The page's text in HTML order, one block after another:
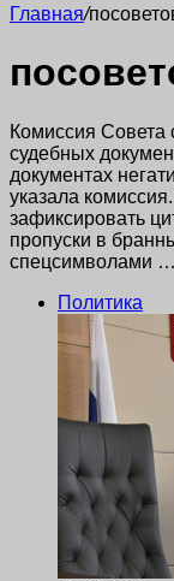
Главная/
Комиссия Совета
судебных
документах
указала
зафиксировать
пропуски в
спецсимволами …
Политика